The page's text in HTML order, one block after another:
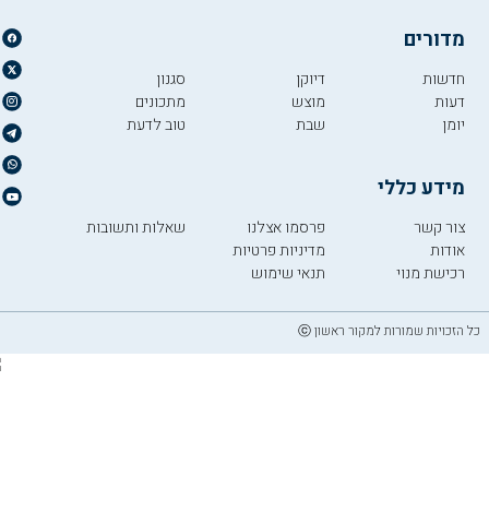
מדורים
חדשות
דעות
יומן
דיוקן
מוצש
שבת
סגנון
מתכונים
טוב לדעת
מידע כללי
צור קשר
אודות
רכישת מנוי
פרסמו אצלנו
מדיניות פרטיות
תנאי שימוש
שאלות ותשובות
כל הזכויות שמורות למקור ראשון ⓒ